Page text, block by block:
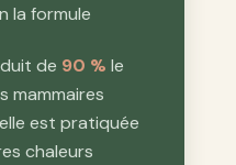
la formule
de 90 % le
mammaires
est pratiquée
chaleurs